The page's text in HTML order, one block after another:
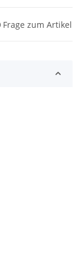
Frage zum Artikel